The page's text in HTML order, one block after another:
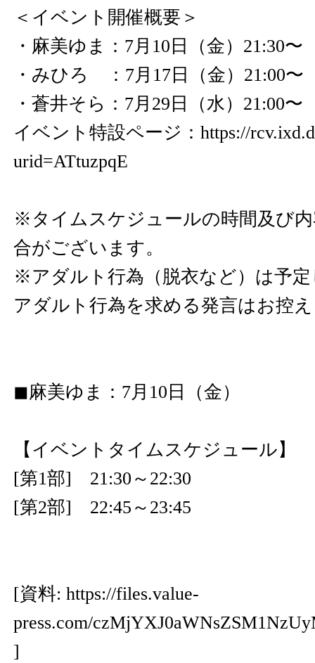
＜イベント開催概要＞
・麻美ゆま：7月10日（金）21:30〜
・みひろ ：7月17日（金）21:00〜
・蒼井そら：7月29日（水）21:00〜
イベント特設ページ： https://
urid=ATtuzpqE
※タイムスケジュールの時間及び
合がございます。
※アダルト行為（脱衣など）は予
アダルト行為を求める発言はお控
◼︎麻美ゆま：7月10日（金）
【イベントタイムスケジュール】
[第1部] 21:30～22:30
[第2部] 22:45～23:45
[資料: https://files.value-
press.com/
]